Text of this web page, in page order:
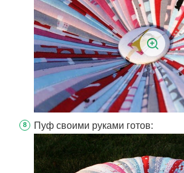
Пуф своими руками готов: